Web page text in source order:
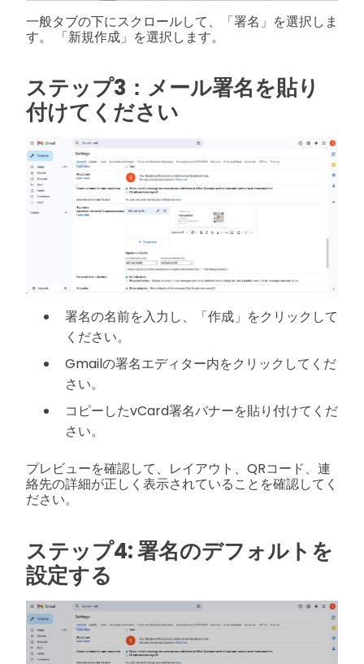
一般タブの下にスクロールして、「署名」を選択しま
す。 「新規作成」を選択します。
ステップ3：メール署名を貼り
付けてください
署名の名前を入力し、「作成」をクリックして
ください。
Gmailの署名エディター内をクリックしてくだ
さい。
コピーしたvCard署名バナーを貼り付けてくだ
さい。
プレビューを確認して、レイアウト、QRコード、連
絡先の詳細が正しく表示されていることを確認してく
ださい。
ステップ4: 署名のデフォルトを
設定する